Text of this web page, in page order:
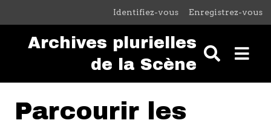
Passer au contenu principal
Identifiez-vous Enregistrez-vous
Archives plurielles
de la Scène
Parcourir les